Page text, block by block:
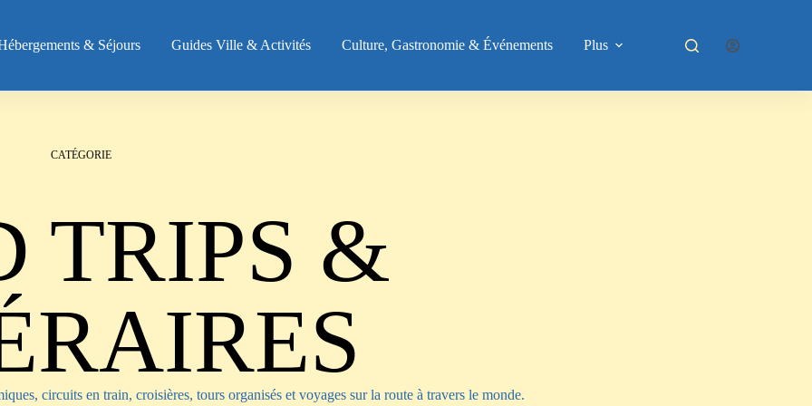
& Séjours Guides Ville & Activités Culture, Gastronomie & Événements Plus
CATÉGORIE
TRIPS &
circuits en train, croisières, tours organisés et voyages sur la route à travers le monde.